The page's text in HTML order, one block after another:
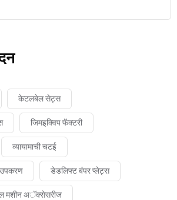
केटलबेल सेट्स
जिमइक्विप फॅक्टरी
व्यायामाची चटई
डेडलिफ्ट बंपर प्लेट्स
मशीन अॅक्सेसरीज